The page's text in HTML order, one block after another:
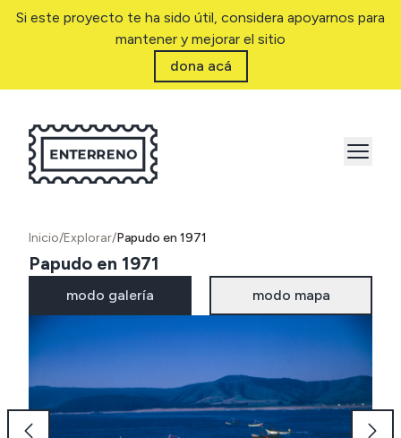
Si este proyecto te ha sido útil, considera apoyarnos para
mantener y mejorar el sitio
dona acá
Inicio/Explorar/Papudo en 1971
Papudo en 1971
modo galería modo mapa